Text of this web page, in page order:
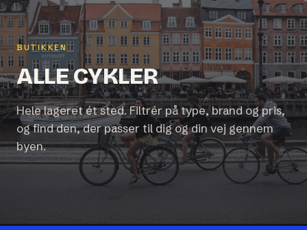
BUTIKKEN
ALLE CYKLER
Hele lageret ét sted. Filtrér på type, brand og pris,
og find den, der passer til dig og din vej gennem
byen.